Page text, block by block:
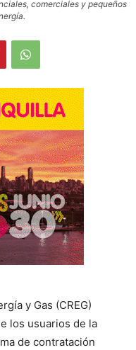
comerciales y pequeños
y Gas (CREG)
los usuarios de la
de contratación